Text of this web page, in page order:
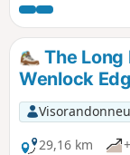
vers The Skirrid
Mountain), qui
Abergavenny et
The Long
Wenlock
29,16 km